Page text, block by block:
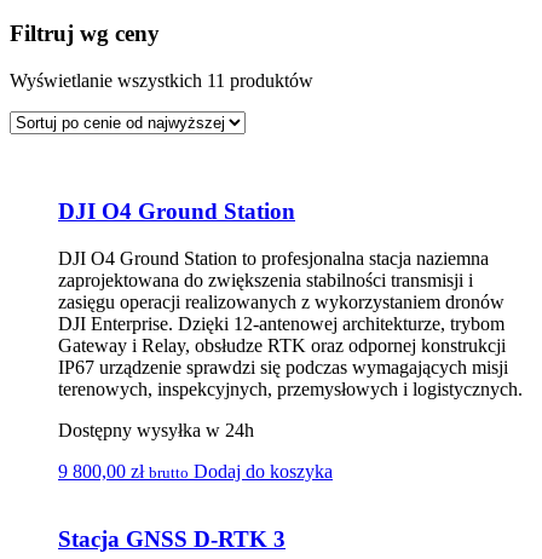
Filtruj wg ceny
Wyświetlanie wszystkich 11 produktów
DJI O4 Ground Station
DJI O4 Ground Station to profesjonalna stacja naziemna
zaprojektowana do zwiększenia stabilności transmisji i
zasięgu operacji realizowanych z wykorzystaniem dronów
DJI Enterprise. Dzięki 12-antenowej architekturze, trybom
Gateway i Relay, obsłudze RTK oraz odpornej konstrukcji
IP67 urządzenie sprawdzi się podczas wymagających misji
terenowych, inspekcyjnych, przemysłowych i logistycznych.
Dostępny wysyłka w 24h
9 800,00 zł brutto Dodaj do koszyka
Stacja GNSS D-RTK 3